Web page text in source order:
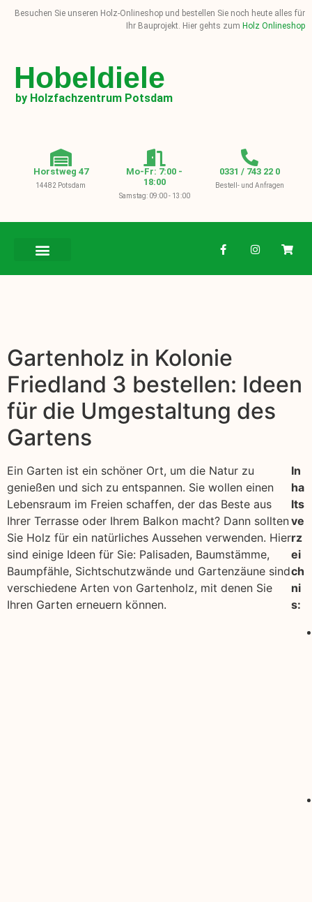
Besuchen Sie unseren Holz-Onlineshop und bestellen Sie noch heute alles für
Ihr Bauprojekt. Hier gehts zum Holz Onlineshop
Hobeldiele
by Holzfachzentrum Potsdam
Horstweg 47
14482 Potsdam
Mo-Fr: 7:00 -
18:00
Samstag: 09:00 - 13:00
0331 / 743 22 0
Bestell- und Anfragen
Gartenholz in Kolonie
Friedland 3 bestellen: Ideen
für die Umgestaltung des
Gartens
Ein Garten ist ein schöner Ort, um die Natur zu
genießen und sich zu entspannen. Sie wollen einen
Lebensraum im Freien schaffen, der das Beste aus
Ihrer Terrasse oder Ihrem Balkon macht? Dann sollten
Sie Holz für ein natürliches Aussehen verwenden. Hier
sind einige Ideen für Sie: Palisaden, Baumstämme,
Baumpfähle, Sichtschutzwände und Gartenzäune sind
verschiedene Arten von Gartenholz, mit denen Sie
Ihren Garten erneuern können.
In
ha
lts
ve
rz
ei
ch
ni
s: